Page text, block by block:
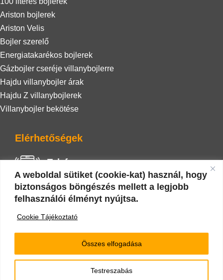
A weboldal sütiket (cookie-kat) használ, hogy
biztonságos böngészés mellett a legjobb
felhasználói élményt nyújtsa.
Cookie Tájékoztató
Testreszabás
Összes elfogadása
Ariston bojlerek
Ariston Velis
Bojler szerelő
Energiatakarékos bojlerek
Gázbojler cseréje villanybojlerre
Hajdu villanybojler árak
Hajdu Z villanybojlerek
Villanybojler bekötése
Elérhetőségek
Telefon
+36 20 942 0586
E-mail
nyarizoli.vizgaz@gmail.com